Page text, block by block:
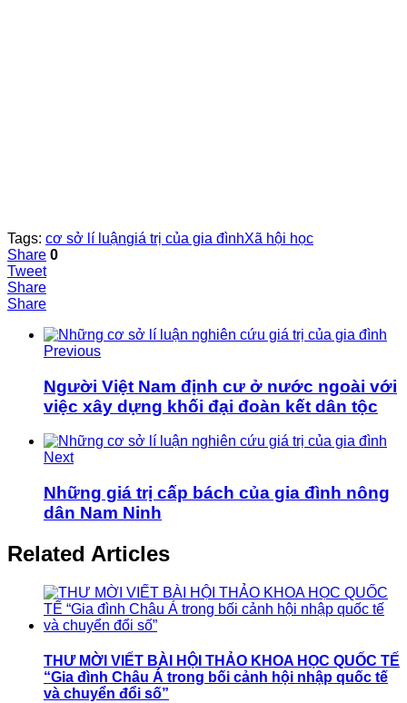
Tags: cơ sở lí luậngiá trị của gia đìnhXã hội học
Share 0
Tweet
Share
Share
Previous
Người Việt Nam định cư ở nước ngoài với
việc xây dựng khối đại đoàn kết dân tộc
Next
Những giá trị cấp bách của gia đình nông
dân Nam Ninh
Related Articles
THƯ MỜI VIẾT BÀI HỘI THẢO KHOA HỌC QUỐC TẾ
“Gia đình Châu Á trong bối cảnh hội nhập quốc tế
và chuyển đổi số”